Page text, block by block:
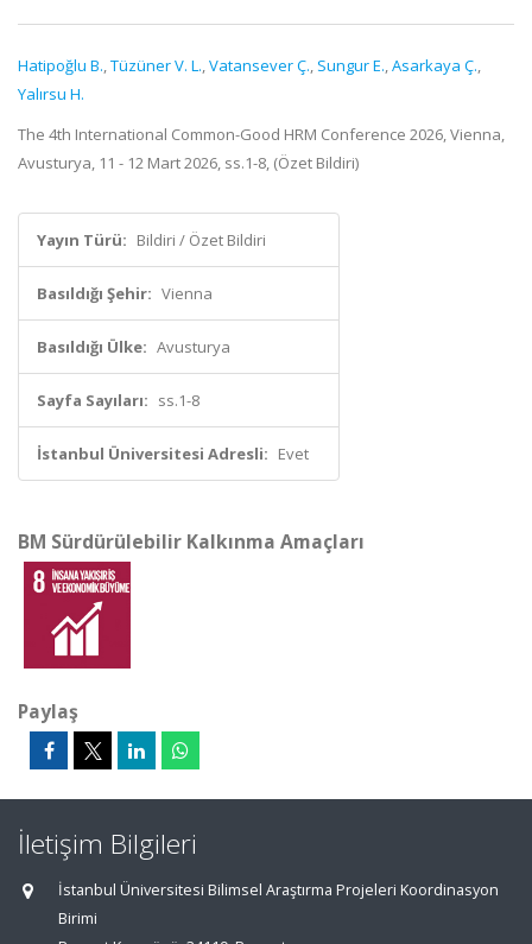
Hatipoğlu B.,Tüzüner V. L.,Vatansever Ç., Sungur E.,Asarkaya Ç.,
Yalırsu H.
The 4th International Common-Good HRM Conference 2026, Vienna,
Avusturya, 11 - 12 Mart 2026, ss.1-8, (Özet Bildiri)
Yayın Türü: Bildiri / Özet Bildiri
Basıldığı Şehir: Vienna
Basıldığı Ülke: Avusturya
Sayfa Sayıları: ss.1-8
İstanbul Üniversitesi Adresli: Evet
BM Sürdürülebilir Kalkınma Amaçları
Paylaş
İletişim Bilgileri
İstanbul Üniversitesi Bilimsel Araştırma Projeleri Koordinasyon
Birimi